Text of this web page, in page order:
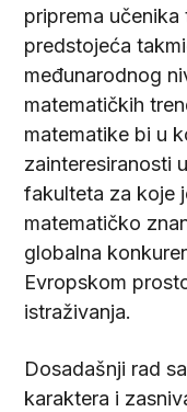
priprema
predstojeća
međunarodnog
matematičkih
matematike bi u
zainteresiranosti
fakulteta za koje
matematičko
globalna
Evropskom
istraživanja.
Dosadašnji rad
karaktera i